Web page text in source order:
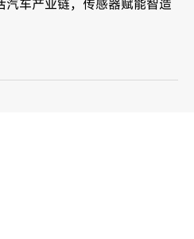
车产业链，传感器赋能智造